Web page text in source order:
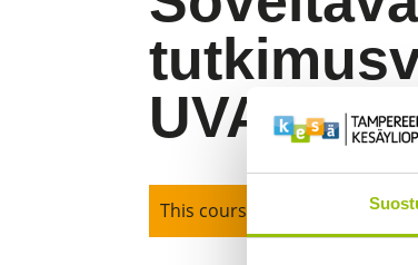
This course has ended